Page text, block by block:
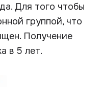
Для того чтобы
группой, что
Получение
в 5 лет.